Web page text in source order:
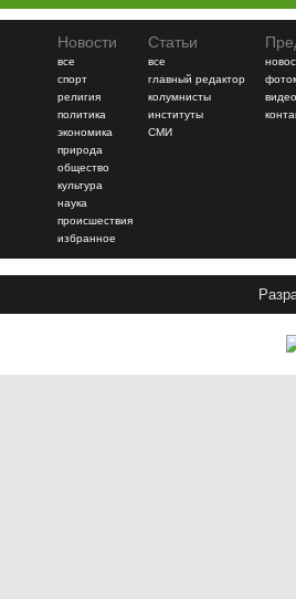
Новости
все
спорт
религия
политика
экономика
природа
общество
культура
наука
происшествия
избранное
Статьи
все
главный редактор
колумнисты
институты
СМИ